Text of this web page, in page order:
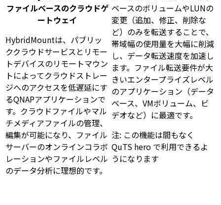
ファイルベースのクラウドゲ
ートウェイ
HybridMountは、パブリッ
ククラウドサービスとリモー
トデバイスのリモートマウン
トによってクラウドストレー
ジへのアクセスを低遅延にす
るQNAPアプリケーションで
す。クラウドファイルやマル
チメディアファイルの管理、
編集が可能になり、ファイル
サーバーのオンラインコラボ
レーションやファイルレベル
のデータ分析に理想的です。
ベースのボリュームやLUNの
変更（追加、修正、削除な
ど）のみを転送することで、
帯域幅の使用量を大幅に削減
し、データ転送速度を加速し
ます。ファイル転送要件が大
きいエンタープライズレベル
のアプリケーション（データ
ベース、VMボリューム、ビ
デオなど）に最適です。
注: この機能は間もなく
QuTS hero で利用できるよ
うになります